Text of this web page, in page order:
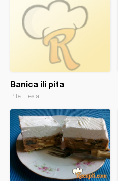
Banica ili pita
Pite i Testa